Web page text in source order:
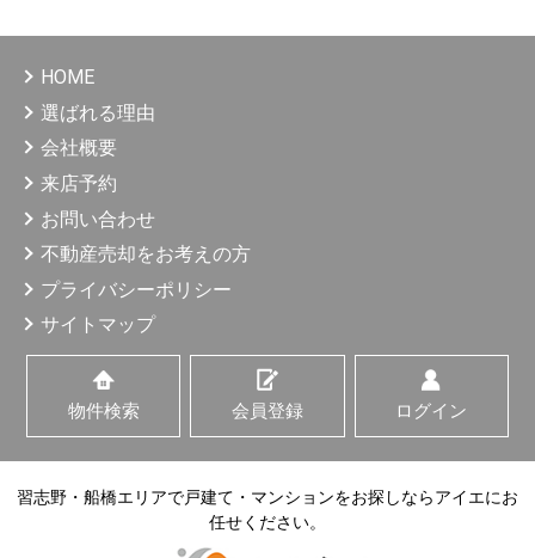
HOME
選ばれる理由
会社概要
来店予約
お問い合わせ
不動産売却をお考えの方
プライバシーポリシー
サイトマップ
物件検索 会員登録 ログイン
習志野・船橋エリアで戸建て・マンションをお探しならアイエにお
任せください。